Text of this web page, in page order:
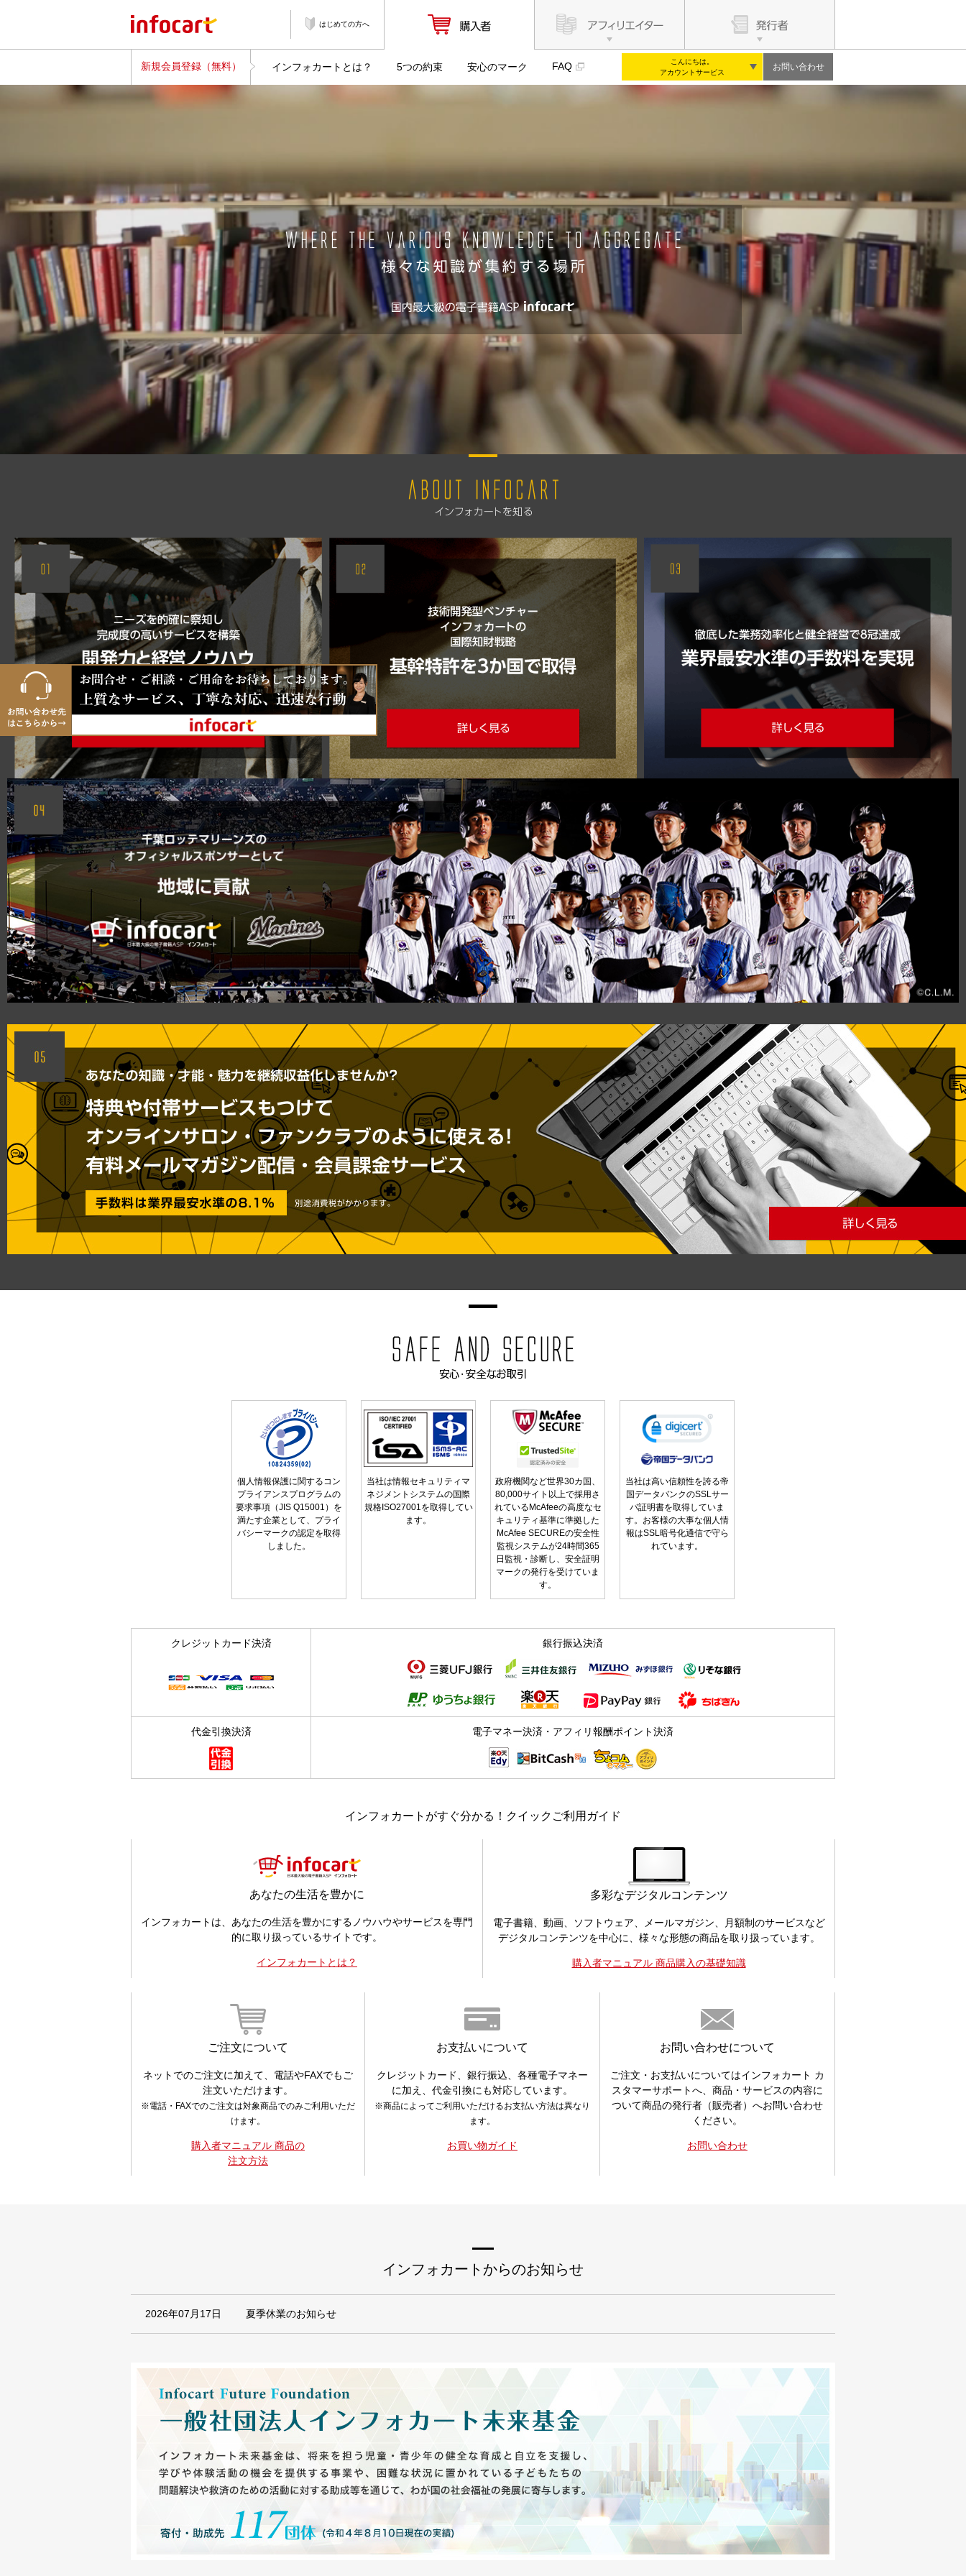
はじめての方へ
新規会員登録（無料） インフォカートとは？ 5つの約束 安心のマーク FAQ
こんにちは。
アカウントサービス
お問い合わせ
個人情報保護に関するコン
プライアンスプログラムの
要求事項（JIS Q15001）を
満たす企業として、プライ
バシーマークの認定を取得
しました。
当社は情報セキュリティマ
ネジメントシステムの国際
規格ISO27001を取得してい
ます。
政府機関など世界30カ国、
80,000サイト以上で採用さ
れているMcAfeeの高度なセ
キュリティ基準に準拠した
McAfee SECUREの安全性
監視システムが24時間365
日監視・診断し、安全証明
マークの発行を受けていま
す。
当社は高い信頼性を誇る帝
国データバンクのSSLサー
バ証明書を取得していま
す。お客様の大事な個人情
報はSSL暗号化通信で守ら
れています。
クレジットカード決済 銀行振込決済
代金引換決済 電子マネー決済・アフィリ報酬ポイント決済
インフォカートがすぐ分かる！クイックご利用ガイド
あなたの生活を豊かに
インフォカートは、あなたの生活を豊かにするノウハウやサービスを専門
的に取り扱っているサイトです。
インフォカートとは？
多彩なデジタルコンテンツ
電子書籍、動画、ソフトウェア、メールマガジン、月額制のサービスなど
デジタルコンテンツを中心に、様々な形態の商品を取り扱っています。
購入者マニュアル 商品購入の基礎知識
ご注文について
ネットでのご注文に加えて、電話やFAXでもご
注文いただけます。
※電話・FAXでのご注文は対象商品でのみご利用いただ
けます。
購入者マニュアル 商品の
注文方法
お支払いについて
クレジットカード、銀行振込、各種電子マネー
に加え、代金引換にも対応しています。
※商品によってご利用いただけるお支払い方法は異なり
ます。
お買い物ガイド
お問い合わせについて
ご注文・お支払いについてはインフォカート カ
スタマーサポートへ、商品・サービスの内容に
ついて商品の発行者（販売者）へお問い合わせ
ください。
お問い合わせ
インフォカートからのお知らせ
2026年07月17日 夏季休業のお知らせ